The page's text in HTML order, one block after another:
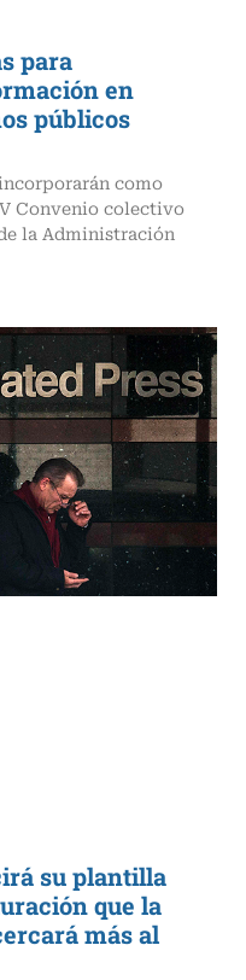
para
en
públicos
como
Convenio colectivo
la Administración
su plantilla
que la
más al